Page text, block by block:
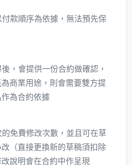
款順序為依據，無法預先保
，會提供一份合約做確認，
商業用途，則會需要雙方提
為合約依據
免費修改次數，並且可在草
（直接更換新的草稿須扣除
說明會在合約中作呈現